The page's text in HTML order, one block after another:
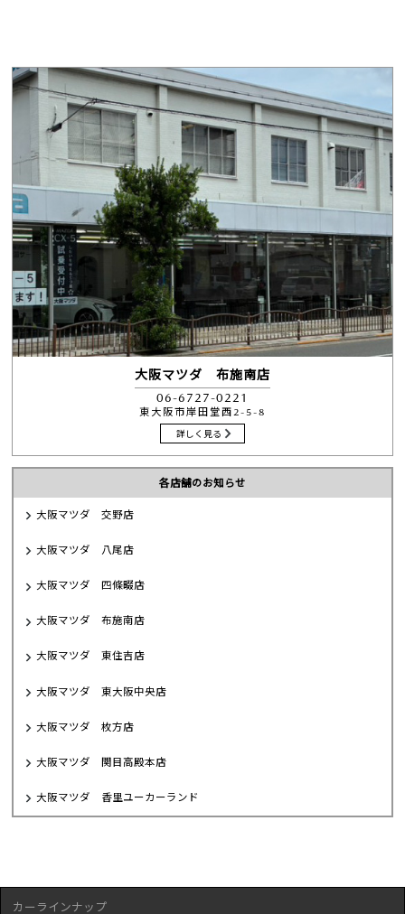
大阪マツダ 布施南店
06-6727-0221
東大阪市岸田堂西2-5-8
詳しく見る
各店舗のお知らせ
大阪マツダ 交野店
大阪マツダ 八尾店
大阪マツダ 四條畷店
大阪マツダ 布施南店
大阪マツダ 東住吉店
大阪マツダ 東大阪中央店
大阪マツダ 枚方店
大阪マツダ 関目高殿本店
大阪マツダ 香里ユーカーランド
カーラインナップ